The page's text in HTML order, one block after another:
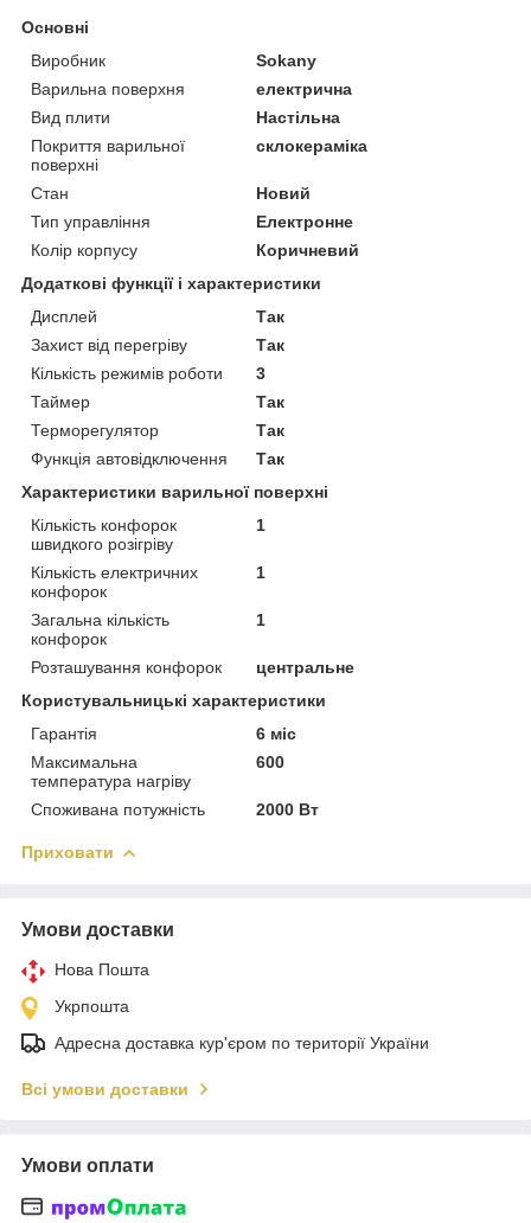
Основні
Виробник
Sokany
Варильна поверхня
електрична
Вид плити
Настільна
Покриття варильної
поверхні
склокераміка
Стан
Новий
Тип управління
Електронне
Колір корпусу
Коричневий
Додаткові функції і характеристики
Дисплей
Так
Захист від перегріву
Так
Кількість режимів роботи
3
Таймер
Так
Терморегулятор
Так
Функція автовідключення
Так
Характеристики варильної поверхні
Кількість конфорок
швидкого розігріву
1
Кількість електричних
конфорок
1
Загальна кількість
конфорок
1
Розташування конфорок
центральне
Користувальницькі характеристики
Гарантія
6 міс
Максимальна
температура нагріву
600
Споживана потужність 2000 Вт
Приховати
Умови доставки
Нова Пошта
Укрпошта
Адресна доставка кур'єром по території України
Всі умови доставки
Умови оплати